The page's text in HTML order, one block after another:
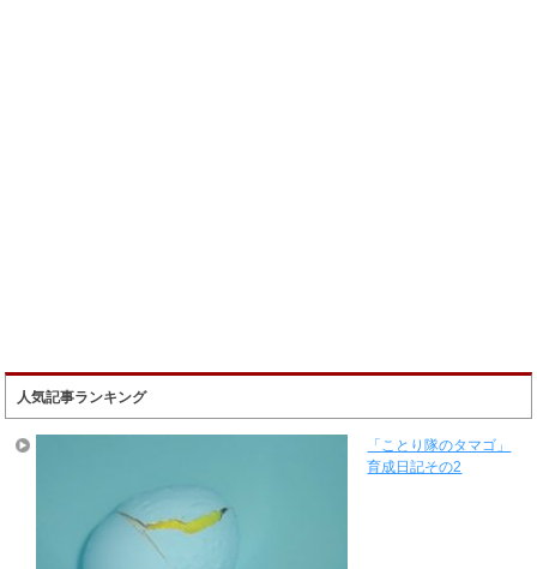
人気記事ランキング
「ことり隊のタマゴ」
育成日記その2